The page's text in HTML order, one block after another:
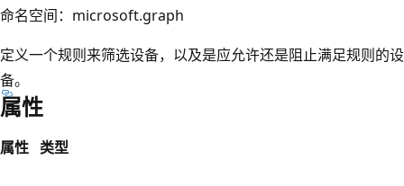
命名空间：microsoft.graph
定义一个规则来筛选设备，以及是应允许还是阻止满足规则的设
备。
属性
属性 类型